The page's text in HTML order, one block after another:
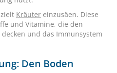
Kräuter einzusäen. Diese
und Vitamine, die den
und das Immunsystem
Den Boden